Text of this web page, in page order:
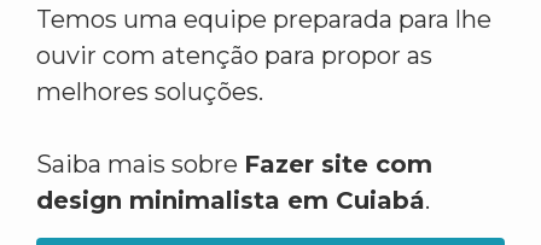
Temos uma equipe preparada para lhe
ouvir com atenção para propor as
melhores soluções.
Saiba mais sobre Fazer site com
design minimalista em Cuiabá.